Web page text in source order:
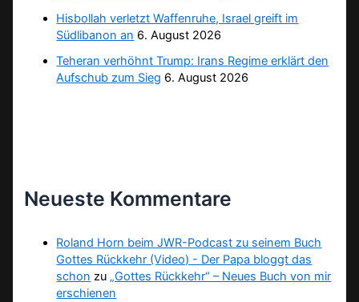
Hisbollah verletzt Waffenruhe, Israel greift im
Südlibanon an 6. August 2026
Teheran verhöhnt Trump: Irans Regime erklärt den
Aufschub zum Sieg 6. August 2026
Neueste Kommentare
Roland Horn beim JWR-Podcast zu seinem Buch
Gottes Rückkehr (Video) - Der Papa bloggt das
schon zu „Gottes Rückkehr“ – Neues Buch von mir
erschienen